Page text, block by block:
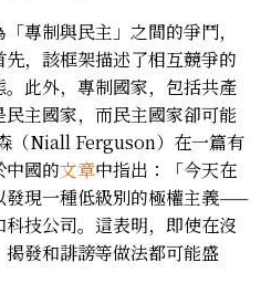
專制與民主」之間的爭鬥，
，該框架描述了相互競爭的
此外，專制國家，包括共產
主國家，而民主國家卻可能
（Niall Ferguson）在一篇有
中國的文章中指出：「今天在
發現一種低級別的極權主義——
技公司。這表明，即使在沒
發和誹謗等做法都可能盛